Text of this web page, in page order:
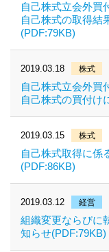
自己株式立会外買
自己株式の取得結
(PDF:79KB)
2019.03.18 株式
自己株式立会外買
自己株式の買付け
2019.03.15 株式
自己株式取得に係
(PDF:86KB)
2019.03.12 経営
組織変更ならびに
知らせ(PDF:79KB)